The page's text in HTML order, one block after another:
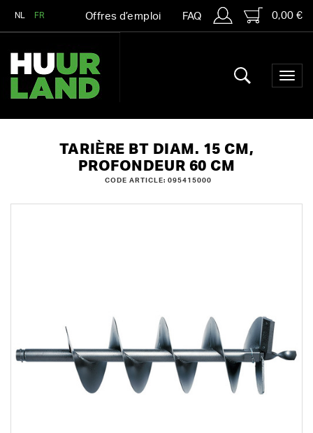
NL FR Offres d’emploi FAQ 0,00 €
TARIÈRE BT DIAM. 15 CM,
PROFONDEUR 60 CM
CODE ARTICLE: 095415000